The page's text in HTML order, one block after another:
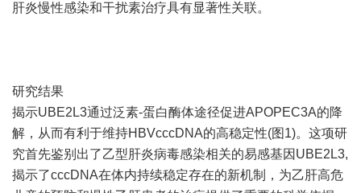
肝炎慢性感染和干扰素治疗具有显著性关联。
研究结果
揭示UBE2L3通过泛素-蛋白酶体途径促进APOPEC3A的降
解，从而有利于维持HBVcccDNA的高稳定性(图1)。这项研
究首先鉴别出了乙型肝炎病毒感染相关的易感基因UBE2L3,
揭示了cccDNA在体内持续稳定存在的新机制，为乙肝高危